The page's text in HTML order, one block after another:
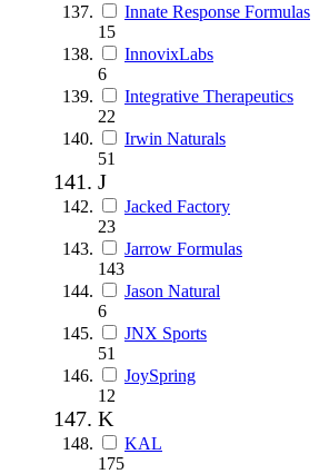
Innate Response Formulas
15
InnovixLabs
6
Integrative Therapeutics
22
Irwin Naturals
51
J
Jacked Factory
23
Jarrow Formulas
143
Jason Natural
6
JNX Sports
51
JoySpring
12
K
KAL
175